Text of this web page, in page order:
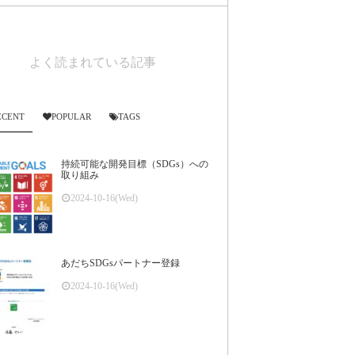
よく読まれている記事
POPULAR TAGS
持続可能な開発目標（SDGs）への
取り組み
2024-10-16(Wed)
あだちSDGsパートナー登録
2024-10-16(Wed)